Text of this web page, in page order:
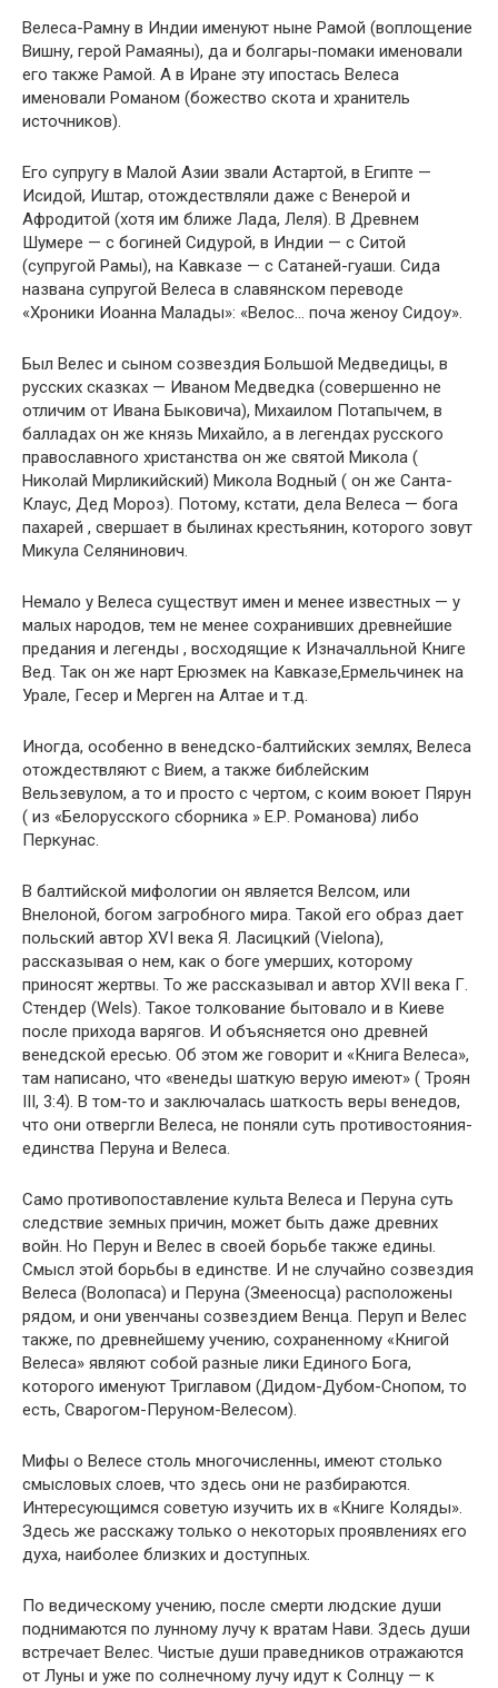
Велеса-Рамну в Индии именуют ныне Рамой (воплощение
Вишну, герой Рамаяны), да и болгары-помаки именовали
его также Рамой. А в Иране эту ипостась Велеса
именовали Романом (божество скота и хранитель
источников).
Его супругу в Малой Азии звали Астартой, в Египте —
Исидой, Иштар, отождествляли даже с Венерой и
Афродитой (хотя им ближе Лада, Леля). В Древнем
Шумере — с богиней Сидурой, в Индии — с Ситой
(супругой Рамы), на Кавказе — с Сатаней-гуаши. Сида
названа супругой Велеса в славянском переводе
«Хроники Иоанна Малады»: «Велос… поча женоу Сидоу».
Был Велес и сыном созвездия Большой Медведицы, в
русских сказках — Иваном Медведка (совершенно не
отличим от Ивана Быковича), Михаилом Потапычем, в
балладах он же князь Михайло, а в легендах русского
православного христанства он же святой Микола (
Николай Мирликийский) Микола Водный ( он же Санта-
Клаус, Дед Мороз). Потому, кстати, дела Велеса — бога
пахарей , свершает в былинах крестьянин, которого зовут
Микула Селянинович.
Немало у Велеса существут имен и менее известных — у
малых народов, тем не менее сохранивших древнейшие
предания и легенды , восходящие к Изначалльной Книге
Вед. Так он же нарт Ерюзмек на Кавказе,Ермельчинек на
Урале, Гесер и Мерген на Алтае и т.д.
Иногда, особенно в венедско-балтийских землях, Велеса
отождествляют с Вием, а также библейским
Вельзевулом, а то и просто с чертом, с коим воюет Пярун
( из «Белорусского сборника » Е.Р. Романова) либо
Перкунас.
В балтийской мифологии он является Велсом, или
Внелоной, богом загробного мира. Такой его образ дает
польский автор XVI века Я. Ласицкий (Vielona),
рассказывая о нем, как о боге умерших, которому
приносят жертвы. То же рассказывал и автор XVII века Г.
Стендер (Wels). Такое толкование бытовало и в Киеве
после прихода варягов. И объясняется оно древней
венедской ересью. Об этом же говорит и «Книга Велеса»,
там написано, что «венеды шаткую верую имеют» ( Троян
III, 3:4). В том-то и заключалась шаткость веры венедов,
что они отвергли Велеса, не поняли суть противостояния-
единства Перуна и Велеса.
Само противопоставление культа Велеса и Перуна суть
следствие земных причин, может быть даже древних
войн. Но Перун и Велес в своей борьбе также едины.
Смысл этой борьбы в единстве. И не случайно созвездия
Велеса (Волопаса) и Перуна (Змееносца) расположены
рядом, и они увенчаны созвездием Венца. Перуп и Велес
также, по древнейшему учению, сохраненному «Книгой
Велеса» являют собой разные лики Единого Бога,
которого именуют Триглавом (Дидом-Дубом-Снопом, то
есть, Сварогом-Перуном-Велесом).
Мифы о Велесе столь многочисленны, имеют столько
смысловых слоев, что здесь они не разбираются.
Интересующимся советую изучить их в «Книге Коляды».
Здесь же расскажу только о некоторых проявлениях его
духа, наиболее близких и доступных.
По ведическому учению, после смерти людские души
поднимаются по лунному лучу к вратам Нави. Здесь души
встречает Велес. Чистые души праведников отражаются
от Луны и уже по солнечному лучу идут к Солнцу — к